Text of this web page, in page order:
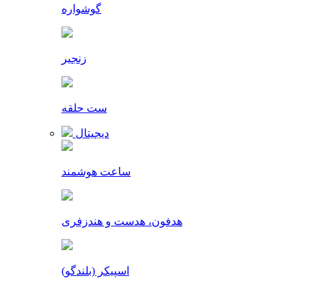
گوشواره
زنجیر
ست حلقه
دیجیتال
ساعت هوشمند
هدفون، هدست و هندزفری
اسپیکر (بلندگو)